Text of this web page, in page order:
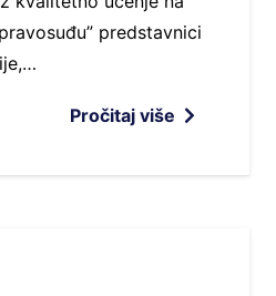
predstavnici
Pročitaj više